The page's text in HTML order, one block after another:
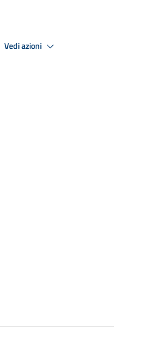
Vedi azioni